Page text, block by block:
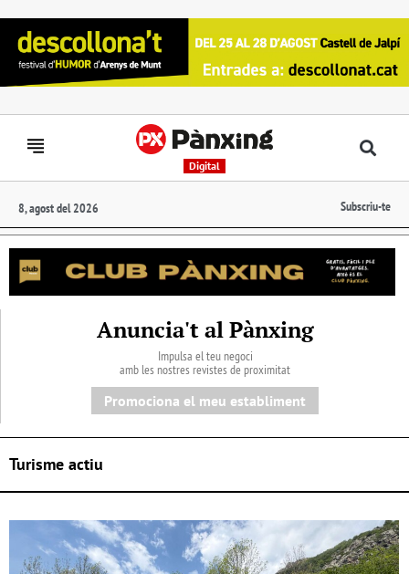
Digital
8, agost del 2026 Subscriu-te
Anuncia't al Pànxing
Impulsa el teu negoci
amb les nostres revistes de proximitat
Promociona el meu establiment
Turisme actiu